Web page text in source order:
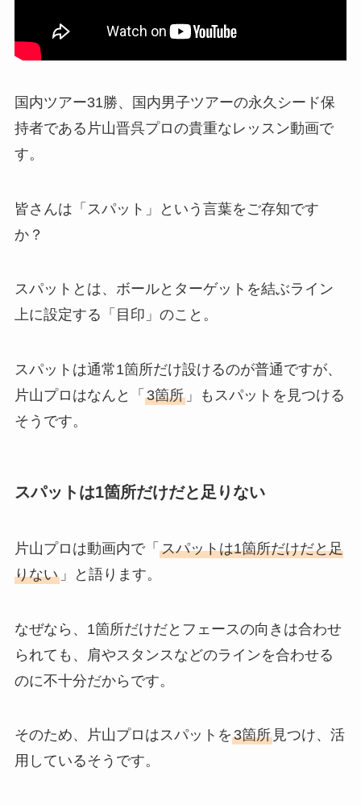
国内ツアー31勝、国内男子ツアーの永久シード保
持者である片山晋呉プロの貴重なレッスン動画で
す。
皆さんは「スパット」という言葉をご存知です
か？
スパットとは、ボールとターゲットを結ぶライン
上に設定する「目印」のこと。
スパットは通常1箇所だけ設けるのが普通ですが、
片山プロはなんと「 3箇所」もスパットを見つける
そうです。
スパットは1箇所だけだと足りない
片山プロは動画内で「 スパットは1箇所だけだと足
りない」と語ります。
なぜなら、1箇所だけだとフェースの向きは合わせ
られても、肩やスタンスなどのラインを合わせる
のに不十分だからです。
そのため、片山プロはスパットを3箇所見つけ、活
用しているそうです。